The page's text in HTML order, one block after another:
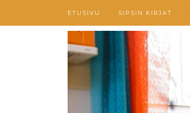
ETUSIVU SIPSIN KIRJAT